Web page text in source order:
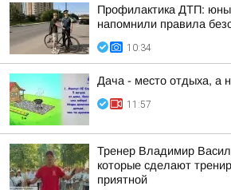
Профилактика ДТП:
напомнили правила
10:34
Дача - место отдыха, а
11:57
Тренер Владимир
которые сделают
приятной